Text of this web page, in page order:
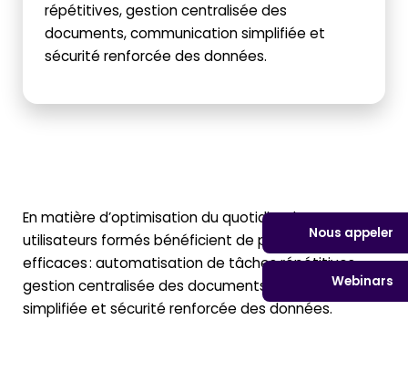
répétitives, gestion centralisée des
documents, communication simplifiée et
sécurité renforcée des données.
En matière d’optimisation du quotidien, les
utilisateurs formés bénéficient de pratiques plus
efficaces : automatisation de tâches répétitives,
gestion centralisée des documents, communication
simplifiée et sécurité renforcée des données.
Nous appeler
Webinars